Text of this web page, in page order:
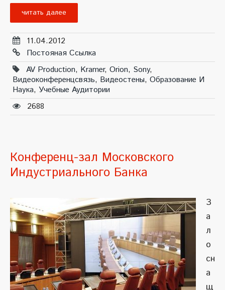
читать далее
11.04.2012
Постояная Ссылка
AV Production, Kramer, Orion, Sony,
Видеоконференцсвязь, Видеостены, Образование И
Наука, Учебные Аудитории
2688
Конференц-зал Московского
Индустриального Банка
З
а
л
о
сн
а
щ